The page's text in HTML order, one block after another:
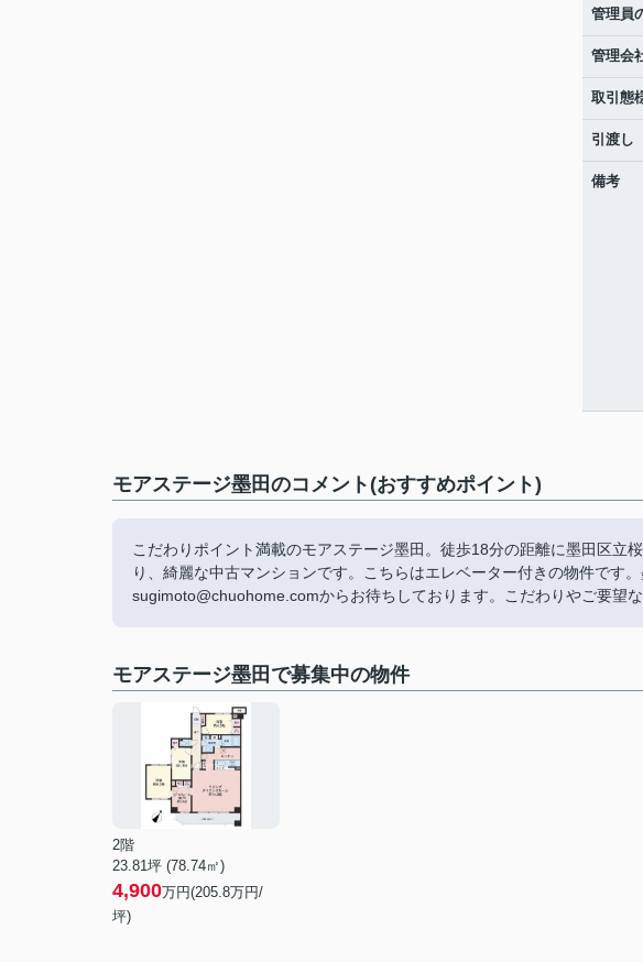
管理員
管理会
取引態
引渡し
備考
モアステージ墨田のコメント(おすすめポイント)
こだわりポイント満載のモアステージ墨田。徒歩18分の距離に墨田区立
り、綺麗な中古マンションです。こちらはエレベーター付きの物件です
sugimoto@chuohome.comからお待ちしております。こだわりやご要望
モアステージ墨田で募集中の物件
2階
23.81坪 (78.74㎡)
4,900万円(205.8万円/
坪)